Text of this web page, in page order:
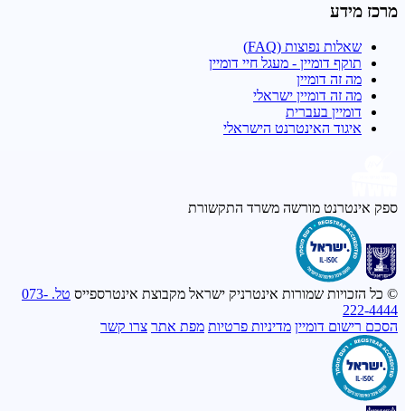
מרכז מידע
שאלות נפוצות (FAQ)
תוקף דומיין - מעגל חיי דומיין
מה זה דומיין
מה זה דומיין ישראלי
דומיין בעברית
איגוד האינטרנט הישראלי
ספק אינטרנט מורשה משרד התקשורת
© כל הזכויות שמורות אינטרניק ישראל מקבוצת אינטרספייס
טל. 073-
222-4444
הסכם רישום דומיין מדיניות פרטיות מפת אתר צרו קשר